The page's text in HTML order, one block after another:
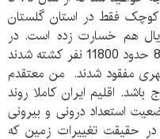
و کوچک فقط در استان گلستان
7500 میلیارد ریال هم خسارت زده است. در
مثالی دیگر در فاصله سال‌های 30 تا 83 حدود 11800 نفر کشته شدند
شهری مفقود شدند. من معتقدم
اقلیم ایران کاملا روند
استعداد درونی و بیرونی
حقیقت تغییرات زمین که